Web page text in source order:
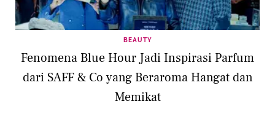
BEAUTY
Fenomena Blue Hour Jadi Inspirasi Parfum
dari SAFF & Co yang Beraroma Hangat dan
Memikat